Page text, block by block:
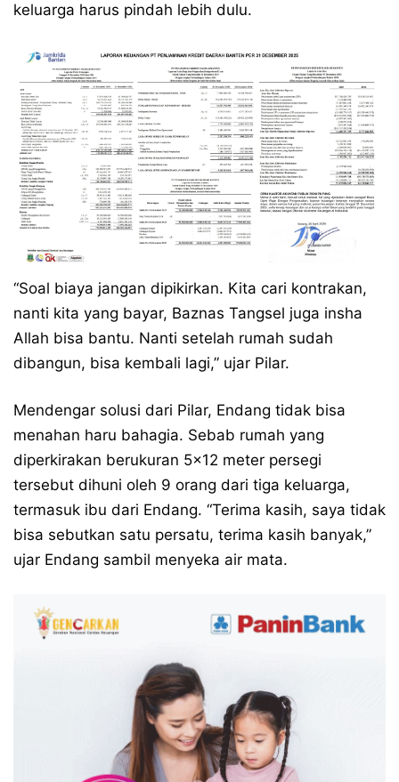
keluarga harus pindah lebih dulu.
“Soal biaya jangan dipikirkan. Kita cari kontrakan,
nanti kita yang bayar, Baznas Tangsel juga insha
Allah bisa bantu. Nanti setelah rumah sudah
dibangun, bisa kembali lagi,” ujar Pilar.
Mendengar solusi dari Pilar, Endang tidak bisa
menahan haru bahagia. Sebab rumah yang
diperkirakan berukuran 5×12 meter persegi
tersebut dihuni oleh 9 orang dari tiga keluarga,
termasuk ibu dari Endang. “Terima kasih, saya tidak
bisa sebutkan satu persatu, terima kasih banyak,”
ujar Endang sambil menyeka air mata.